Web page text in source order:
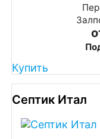
Купить
Септик Итал